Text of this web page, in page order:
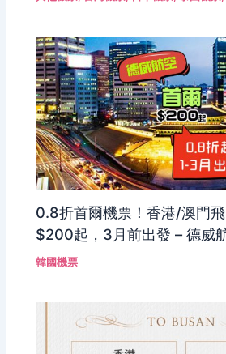
0.8折首爾機票！香港/澳門
$200起，3月前出發 – 德威
韓國機票